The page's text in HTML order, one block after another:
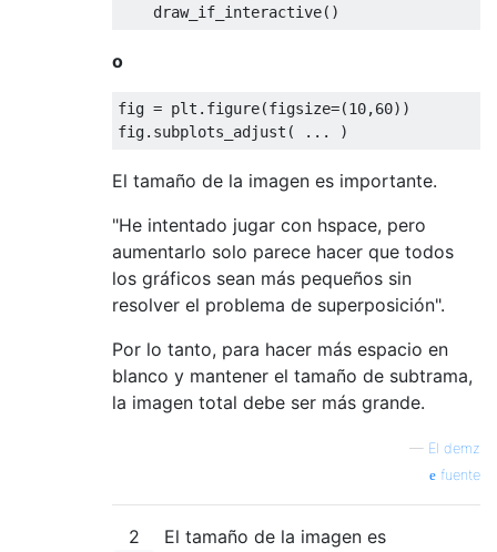
    draw_if_interactive
()
o
fig = plt . figure(figsize=(10,60))
fig. subplots_adjust ( ... )
El tamaño de la imagen es importante.
"He intentado jugar con hspace, pero
aumentarlo solo parece hacer que todos
los gráficos sean más pequeños sin
resolver el problema de superposición".
Por lo tanto, para hacer más espacio en
blanco y mantener el tamaño de subtrama,
la imagen total debe ser más grande.
— El demz
fuente
2 El tamaño de la imagen es